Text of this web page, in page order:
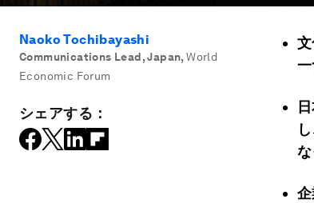
Naoko Tochibayashi
Communications Lead, Japan, World
Economic Forum
シェアする：
一
な